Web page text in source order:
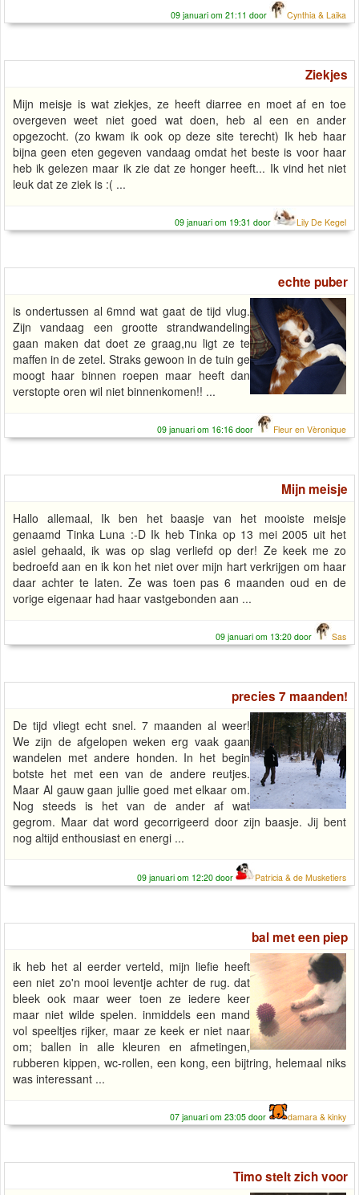
09 januari om 21:11 door Cynthia & Laika
Ziekjes
Mijn meisje is wat ziekjes, ze heeft diarree en moet af en toe
overgeven weet niet goed wat doen, heb al een en ander
opgezocht. (zo kwam ik ook op deze site terecht) Ik heb haar
bijna geen eten gegeven vandaag omdat het beste is voor haar
heb ik gelezen maar ik zie dat ze honger heeft... Ik vind het niet
leuk dat ze ziek is :( ...
09 januari om 19:31 door Lily De Kegel
echte puber
is ondertussen al 6mnd wat gaat de tijd vlug.
Zijn vandaag een grootte strandwandeling
gaan maken dat doet ze graag,nu ligt ze te
maffen in de zetel. Straks gewoon in de tuin ge
moogt haar binnen roepen maar heeft dan
verstopte oren wil niet binnenkomen!! ...
09 januari om 16:16 door Fleur en Vèronique
Mijn meisje
Hallo allemaal, Ik ben het baasje van het mooiste meisje
genaamd Tinka Luna :-D Ik heb Tinka op 13 mei 2005 uit het
asiel gehaald, ik was op slag verliefd op der! Ze keek me zo
bedroefd aan en ik kon het niet over mijn hart verkrijgen om haar
daar achter te laten. Ze was toen pas 6 maanden oud en de
vorige eigenaar had haar vastgebonden aan ...
09 januari om 13:20 door Sas
precies 7 maanden!
De tijd vliegt echt snel. 7 maanden al weer!
We zijn de afgelopen weken erg vaak gaan
wandelen met andere honden. In het begin
botste het met een van de andere reutjes.
Maar Al gauw gaan jullie goed met elkaar om.
Nog steeds is het van de ander af wat
gegrom. Maar dat word gecorrigeerd door zijn baasje. Jij bent
nog altijd enthousiast en energi ...
09 januari om 12:20 door Patricia & de Musketiers
bal met een piep
ik heb het al eerder verteld, mijn liefie heeft
een niet zo'n mooi leventje achter de rug. dat
bleek ook maar weer toen ze iedere keer
maar niet wilde spelen. inmiddels een mand
vol speeltjes rijker, maar ze keek er niet naar
om; ballen in alle kleuren en afmetingen,
rubberen kippen, wc-rollen, een kong, een bijtring, helemaal niks
was interessant ...
07 januari om 23:05 door damara & kinky
Timo stelt zich voor